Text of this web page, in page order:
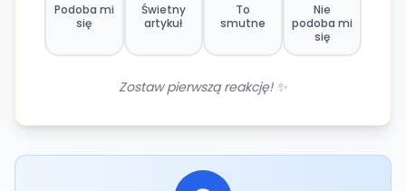
Podoba mi
się
Świetny
artykuł
To
smutne
Nie
podoba mi
się
Zostaw pierwszą reakcję! ✨